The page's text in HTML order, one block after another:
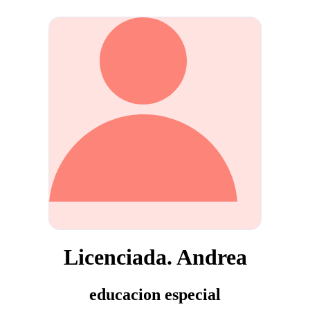
Licenciada. Andrea
educacion especial